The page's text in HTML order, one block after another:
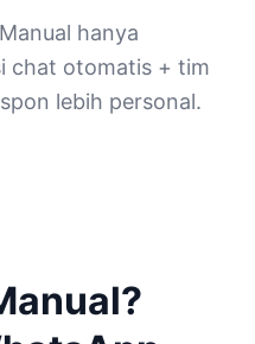
hanya
chat otomatis + tim
lebih personal.